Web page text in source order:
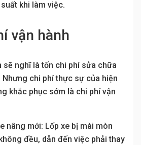
khi làm việc.
vận hành
sẽ nghĩ là tốn chi phí sửa chữa
Nhưng chi phí thực sự của hiện
khắc phục sớm là chi phí vận
nâng mới: Lốp xe bị mài mòn
đều, dẫn đến việc phải thay